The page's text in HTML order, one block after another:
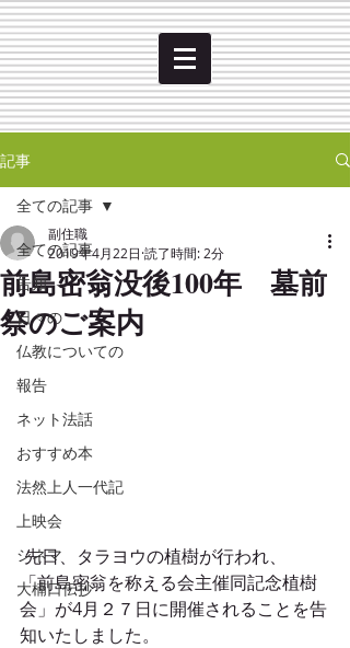
記事
全ての記事
告知
日々の
仏教についての
報告
ネット法話
おすすめ本
法然上人一代記
上映会
シネマ
大楠口伝抄
全ての記事
前島密翁没後100年 墓前
祭のご案内
副住職
2019年4月22日 読了時間: 2分
先日、タラヨウの植樹が行われ、
「前島密翁を称える会主催同記念植樹
会」が4月２７日に開催されることを告
知いたしました。